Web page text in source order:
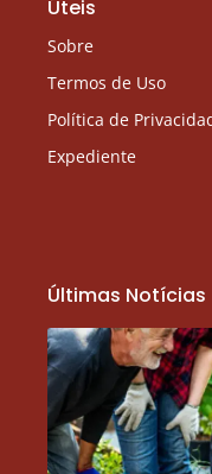
Úteis
Sobre
Termos de Uso
Política de
Expediente
Últimas Notícias